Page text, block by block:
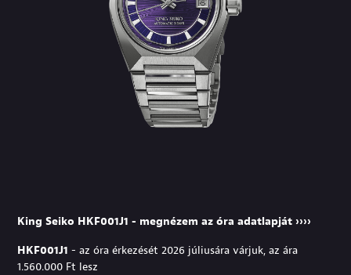
King Seiko HKF001J1 - megnézem az óra adatlapját ››››
HKF001J1 - az óra érkezését 2026 júliusára várjuk, az ára
1.560.000 Ft lesz